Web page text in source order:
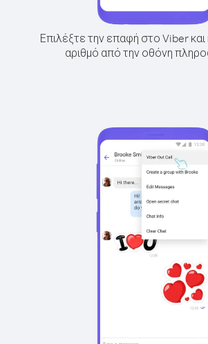
Επιλέξτε την επαφή στο Viber
αριθμό από την οθόνη